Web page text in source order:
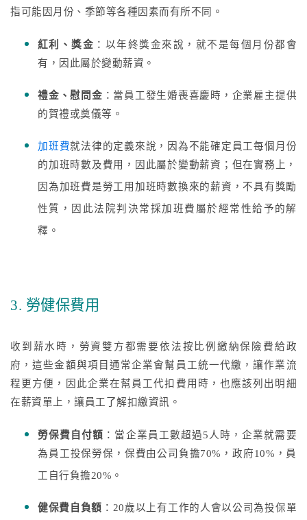
指可能因月份、季節等各種因素而有所不同。
紅利、獎金 ：以年終獎金來說，就不是每個月份都會
有，因此屬於變動薪資。
禮金、慰問金 ：當員工發生婚喪喜慶時，企業雇主提供
的賀禮或奠儀等。
加班費就法律的定義來說，因為不能確定員工每個月份
的加班時數及費用，因此屬於變動薪資；但在實務上，
因為加班費是勞工用加班時數換來的薪資，不具有獎勵
性質，因此法院判決常採加班費屬於經常性給予的解
釋。
3. 勞健保費用
收到薪水時，勞資雙方都需要依法按比例繳納保險費給政
府，這些金額與項目通常企業會幫員工統一代繳，讓作業流
程更方便，因此企業在幫員工代扣費用時，也應該列出明細
在薪資單上，讓員工了解扣繳資訊。
勞保費自付額 ：當企業員工數超過5人時，企業就需要
為員工投保勞保，保費由公司負擔70%，政府10%，員
工自行負擔20%。
健保費自負額 ：20歲以上有工作的人會以公司為投保單